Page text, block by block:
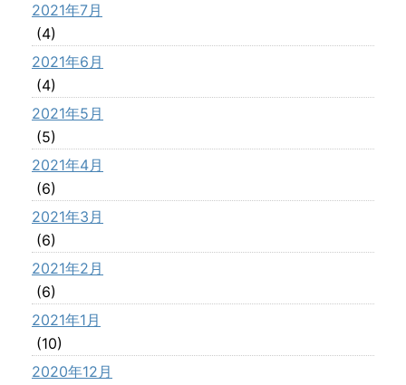
2021年7月
(4)
2021年6月
(4)
2021年5月
(5)
2021年4月
(6)
2021年3月
(6)
2021年2月
(6)
2021年1月
(10)
2020年12月